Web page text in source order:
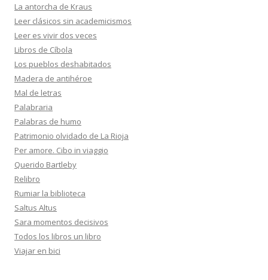
La antorcha de Kraus
Leer clásicos sin academicismos
Leer es vivir dos veces
Libros de Cíbola
Los pueblos deshabitados
Madera de antihéroe
Mal de letras
Palabraria
Palabras de humo
Patrimonio olvidado de La Rioja
Per amore. Cibo in viaggio
Querido Bartleby
Relibro
Rumiar la biblioteca
Saltus Altus
Sara momentos decisivos
Todos los libros un libro
Viajar en bici